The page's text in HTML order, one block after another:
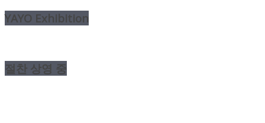
YAYO Exhibition
절찬 상영 중